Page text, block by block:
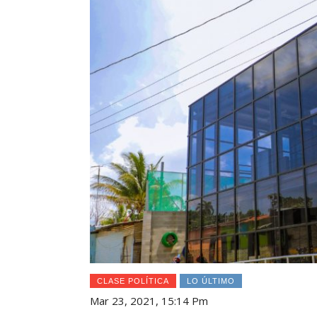
CLASE POLÍTICA LO ÚLTIMO
Mar 23, 2021, 15:14 Pm